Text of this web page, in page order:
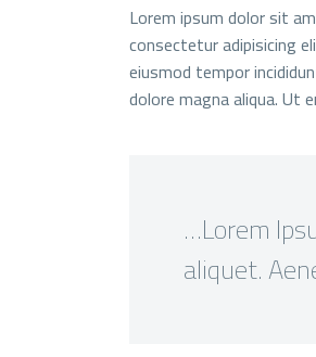
Lorem ipsum dolor sit
consectetur adipisicing
eiusmod tempor
dolore magna aliqua. Ut
…Lorem
aliquet.